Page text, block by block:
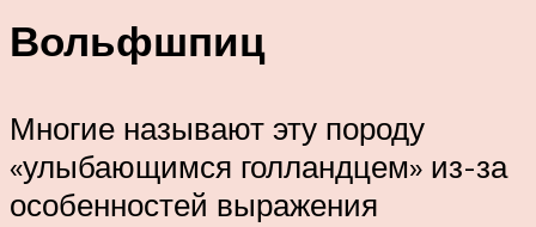
Вольфшпиц
Многие называют эту породу
«улыбающимся голландцем» из-за
особенностей выражения